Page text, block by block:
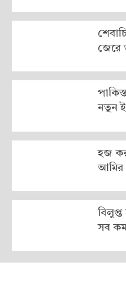
জেরে
নতুন
হজ
আমির
সব